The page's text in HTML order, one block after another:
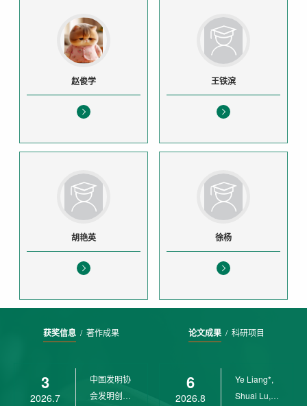
赵俊学 王铁滨
胡艳英 徐杨
获奖信息/ 著作成果
3
2026.7
中国发明协
会发明创业
论文成果/ 科研项目
6
2026.8
Ye Liang*,
Shuai Lu,